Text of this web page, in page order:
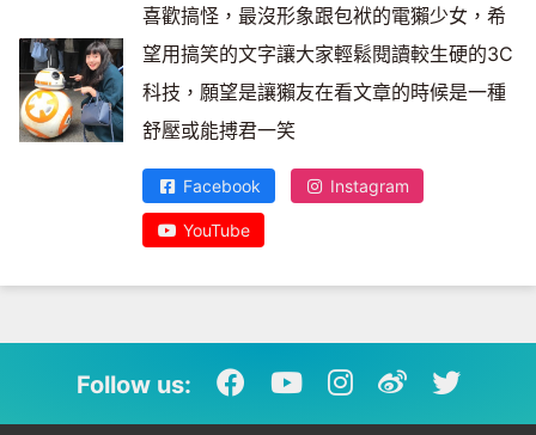
喜歡搞怪，最沒形象跟包袱的電獺少女，希
望用搞笑的文字讓大家輕鬆閱讀較生硬的3C
科技，願望是讓獺友在看文章的時候是一種
舒壓或能搏君一笑
Facebook Instagram
YouTube
Follow us: